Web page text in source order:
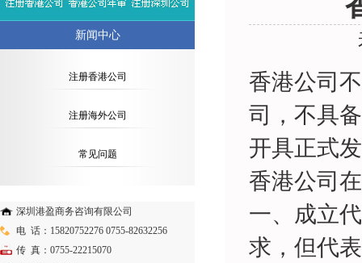
新闻中心
注册香港公司
注册海外公司
常见问题
深圳港盈商务咨询有限公司
电 话：15820752276 0755-82632256
传 真：0755-22215070
香港公司
司，不具
开具正式
香港公司
一、成立
求，但代